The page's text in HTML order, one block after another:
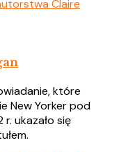
które
New Yorker pod
ukazało się